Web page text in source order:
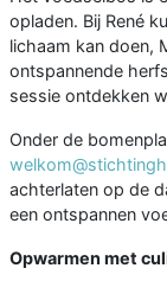
opladen. Bij René
lichaam kan doen,
ontspannende
sessie ontdekken
Onder de
achterlaten op de
een ontspannen
Opwarmen met